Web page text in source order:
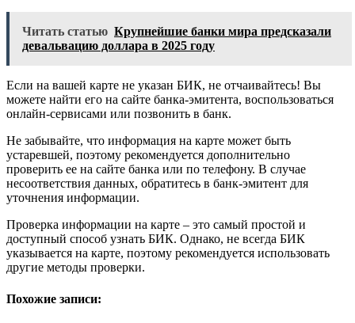
Читать статью Крупнейшие банки мира предсказали
девальвацию доллара в 2025 году
Если на вашей карте не указан БИК, не отчаивайтесь! Вы
можете найти его на сайте банка-эмитента, воспользоваться
онлайн-сервисами или позвонить в банк.
Не забывайте, что информация на карте может быть
устаревшей, поэтому рекомендуется дополнительно
проверить ее на сайте банка или по телефону. В случае
несоответствия данных, обратитесь в банк-эмитент для
уточнения информации.
Проверка информации на карте – это самый простой и
доступный способ узнать БИК. Однако, не всегда БИК
указывается на карте, поэтому рекомендуется использовать
другие методы проверки.
Похожие записи: